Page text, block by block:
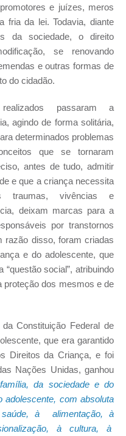
e juízes, meros
fria da lei. Todavia, diante
da sociedade, o direito
se renovando
e outras formas de
do cidadão.
passaram a
agindo de forma solitária,
determinados problemas
que se tornaram
antes de tudo, admitir
e que a criança necessita
traumas, vivências e
deixam marcas para a
por transtornos
razão disso, foram criadas
e do adolescente, que
social”, atribuindo
proteção dos mesmos e de
Constituição Federal de
que era garantido
Direitos da Criança, e foi
Nações Unidas, ganhou
da sociedade e do
com absoluta
à alimentação, à
à cultura, à